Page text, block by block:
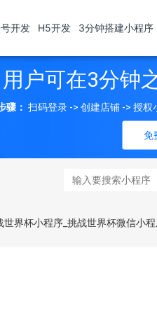
开发 H5开发 3分钟搭建小程序
户可在3分钟
免
骤： 扫码登录 -> 创建店铺 -> 授
世界杯小程序_挑战世界杯微信小